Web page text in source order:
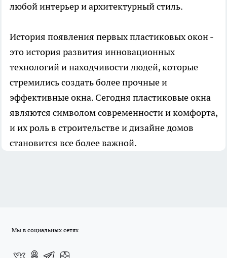
любой интерьер и архитектурный стиль.
История появления первыхпластиковых окон-
это история развития инновационных
технологий и находчивости людей, которые
стремились создать более прочные и
эффективные окна. Сегодня пластиковые окна
являются символом современности и комфорта,
и их роль в строительстве и дизайне домов
становится все более важной.
Мы в социальных сетях